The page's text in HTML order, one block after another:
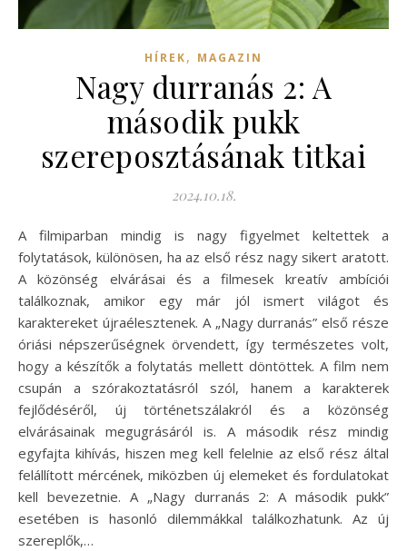
HÍREK, MAGAZIN
Nagy durranás 2: A
második pukk
szereposztásának titkai
2024.10.18.
A filmiparban mindig is nagy figyelmet keltettek a
folytatások, különösen, ha az első rész nagy sikert aratott.
A közönség elvárásai és a filmesek kreatív ambíciói
találkoznak, amikor egy már jól ismert világot és
karaktereket újraélesztenek. A „Nagy durranás” első része
óriási népszerűségnek örvendett, így természetes volt,
hogy a készítők a folytatás mellett döntöttek. A film nem
csupán a szórakoztatásról szól, hanem a karakterek
fejlődéséről, új történetszálakról és a közönség
elvárásainak megugrásáról is. A második rész mindig
egyfajta kihívás, hiszen meg kell felelnie az első rész által
felállított mércének, miközben új elemeket és fordulatokat
kell bevezetnie. A „Nagy durranás 2: A második pukk”
esetében is hasonló dilemmákkal találkozhatunk. Az új
szereplők,…